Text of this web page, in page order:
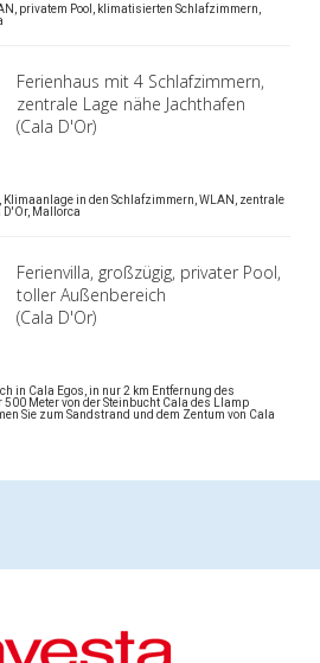
privatem Pool, klimatisierten Schlafzimmern,
Ferienhaus mit 4 Schlafzimmern,
zentrale Lage nähe Jachthafen
(Cala D'Or)
in den Schlafzimmern, WLAN, zentrale
D'Or, Mallorca
Ferienvilla, großzügig, privater Pool,
toller Außenbereich
(Cala D'Or)
in Cala Egos, in nur 2 km Entfernung des
Meter von der Steinbucht Cala des Llamp
Sie zum Sandstrand und dem Zentum von Cala